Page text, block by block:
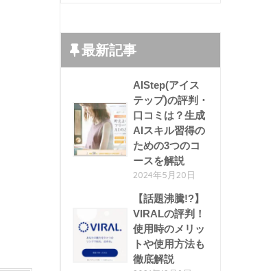
最新記事
AIStep(アイス
テップ)の評判・
口コミは？生成
AIスキル習得の
ための3つのコ
ースを解説
2024年5月20日
【話題沸騰!?】
VIRALの評判！
使用時のメリッ
トや使用方法も
徹底解説